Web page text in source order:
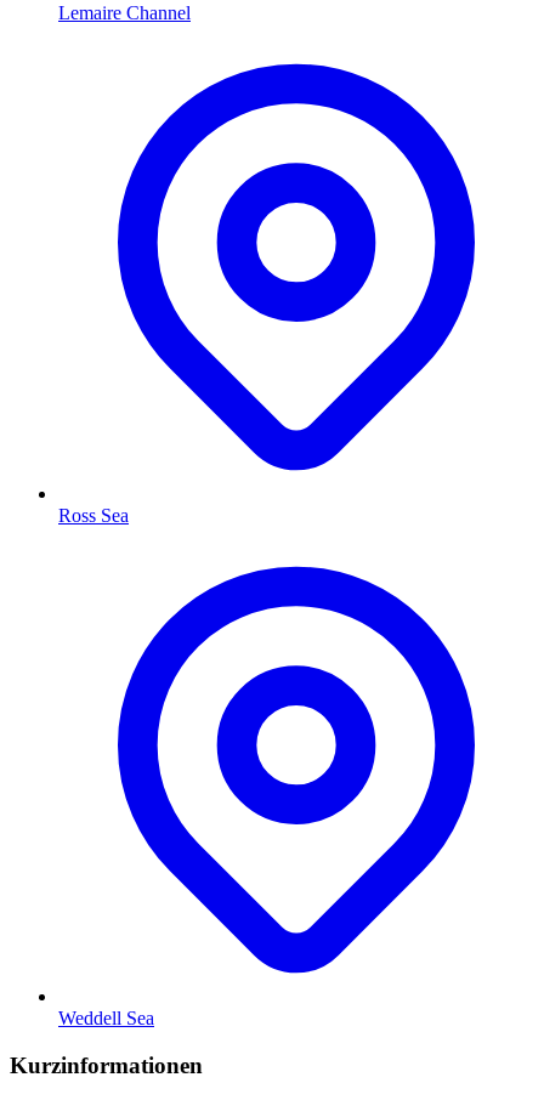
Lemaire Channel
Ross Sea
Weddell Sea
Kurzinformationen